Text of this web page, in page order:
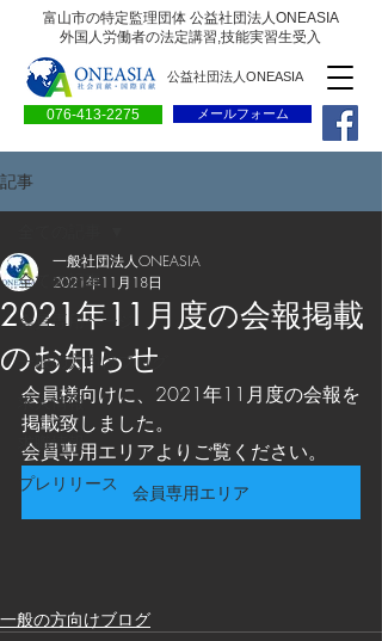
富山市の特定監理団体 公益社団法人ONEASIA
外国人労働者の法定講習,技能実習生受入
076-413-2275
公益社団法人ONEASIA
メールフォーム
記事
全ての記事
会員専用ページ
一般の方向けブログ
求人情報
求職情報
プレリリース
2021年11月度の会報掲載
のお知らせ
一般社団法人ONEASIA
2021年11月18日
会員様向けに、2021年11月度の会報を
掲載致しました。
会員専用エリアよりご覧ください。
会員専用エリア
一般の方向けブログ